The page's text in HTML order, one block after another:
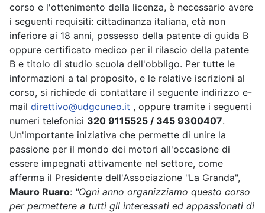
corso e l'ottenimento della licenza, è necessario avere
i seguenti requisiti: cittadinanza italiana, età non
inferiore ai 18 anni, possesso della patente di guida B
oppure certificato medico per il rilascio della patente
B e titolo di studio scuola dell'obbligo. Per tutte le
informazioni a tal proposito, e le relative iscrizioni al
corso, si richiede di contattare il seguente indirizzo e-
mail direttivo@udgcuneo.it , oppure tramite i seguenti
numeri telefonici 320 9115525 / 345 9300407.
Un'importante iniziativa che permette di unire la
passione per il mondo dei motori all'occasione di
essere impegnati attivamente nel settore, come
afferma il Presidente dell'Associazione "La Granda",
Mauro Ruaro: "Ogni anno organizziamo questo corso
per permettere a tutti gli interessati ed appassionati di